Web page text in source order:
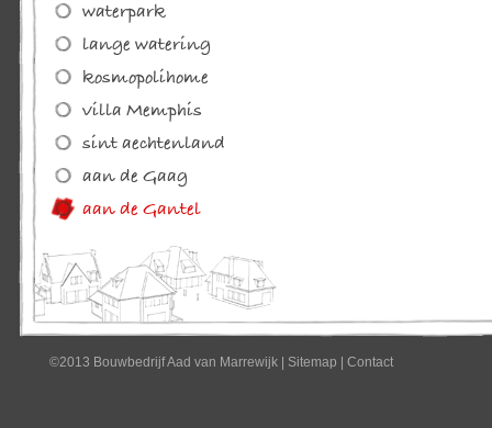
©2013 Bouwbedrijf Aad van Marrewijk Sitemap Contact